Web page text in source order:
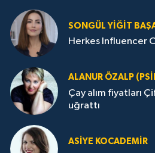
SONGÜL YIĞIT
Herkes Influencer
ALANUR ÖZALP
Çay alım fiyatları
uğrattı
ASIYE KOCADEMİR